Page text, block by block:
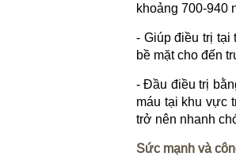
khoảng 700-940
- Giúp điều trị tại
bề mặt cho đến
- Đầu điều trị
máu tại khu vực
trở nên nhanh
Sức mạnh và